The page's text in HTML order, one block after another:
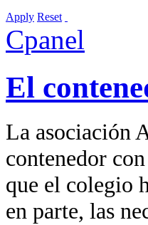
Apply Reset
Cpanel
El
La asociación
contenedor
que el colegio
en parte, las